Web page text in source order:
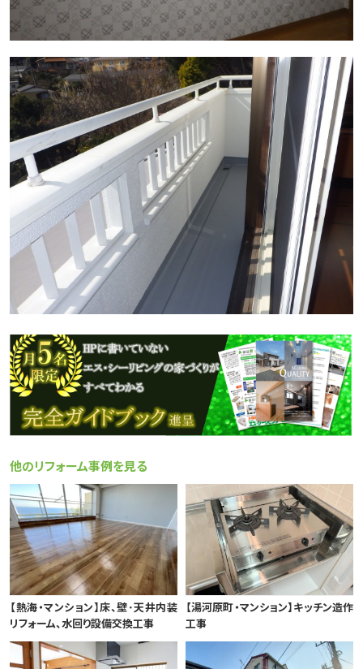
他のリフォーム事例を見る
【熱海・マンション】床、壁･天井内装
リフォーム、水回り設備交換工事
【湯河原町・マンション】キッチン造作
工事